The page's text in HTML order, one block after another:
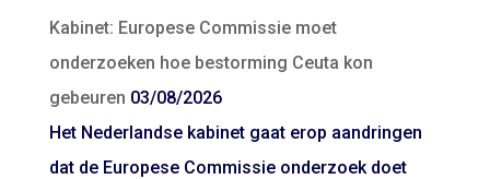
Kabinet: Europese Commissie moet
onderzoeken hoe bestorming Ceuta kon
gebeuren 03/08/2026
Het Nederlandse kabinet gaat erop aandringen
dat de Europese Commissie onderzoek doet